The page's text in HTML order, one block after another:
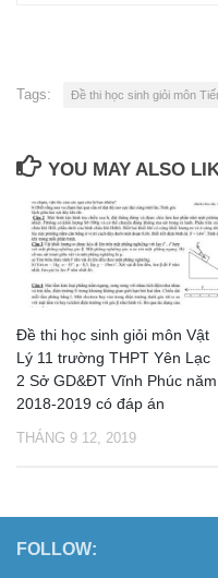
Tags: Đề thi học sinh giỏi môn
YOU MAY ALSO
Đề thi học sinh giỏi môn Vật
Lý 11 trường THPT Yên Lạc
2 Sở GD&ĐT Vĩnh Phúc năm
2018-2019 có đáp án
THÁNG 9 12, 2019
FOLLOW: